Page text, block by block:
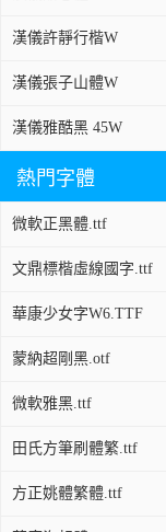
漢儀許靜行楷W
漢儀張子山體W
漢儀雅酷黑 45W
熱門字體
微軟正黑體.ttf
文鼎標楷虛線國字.ttf
華康少女字W6.TTF
蒙納超剛黑.otf
微軟雅黑.ttf
田氏方筆刷體繁.ttf
方正姚體繁體.ttf